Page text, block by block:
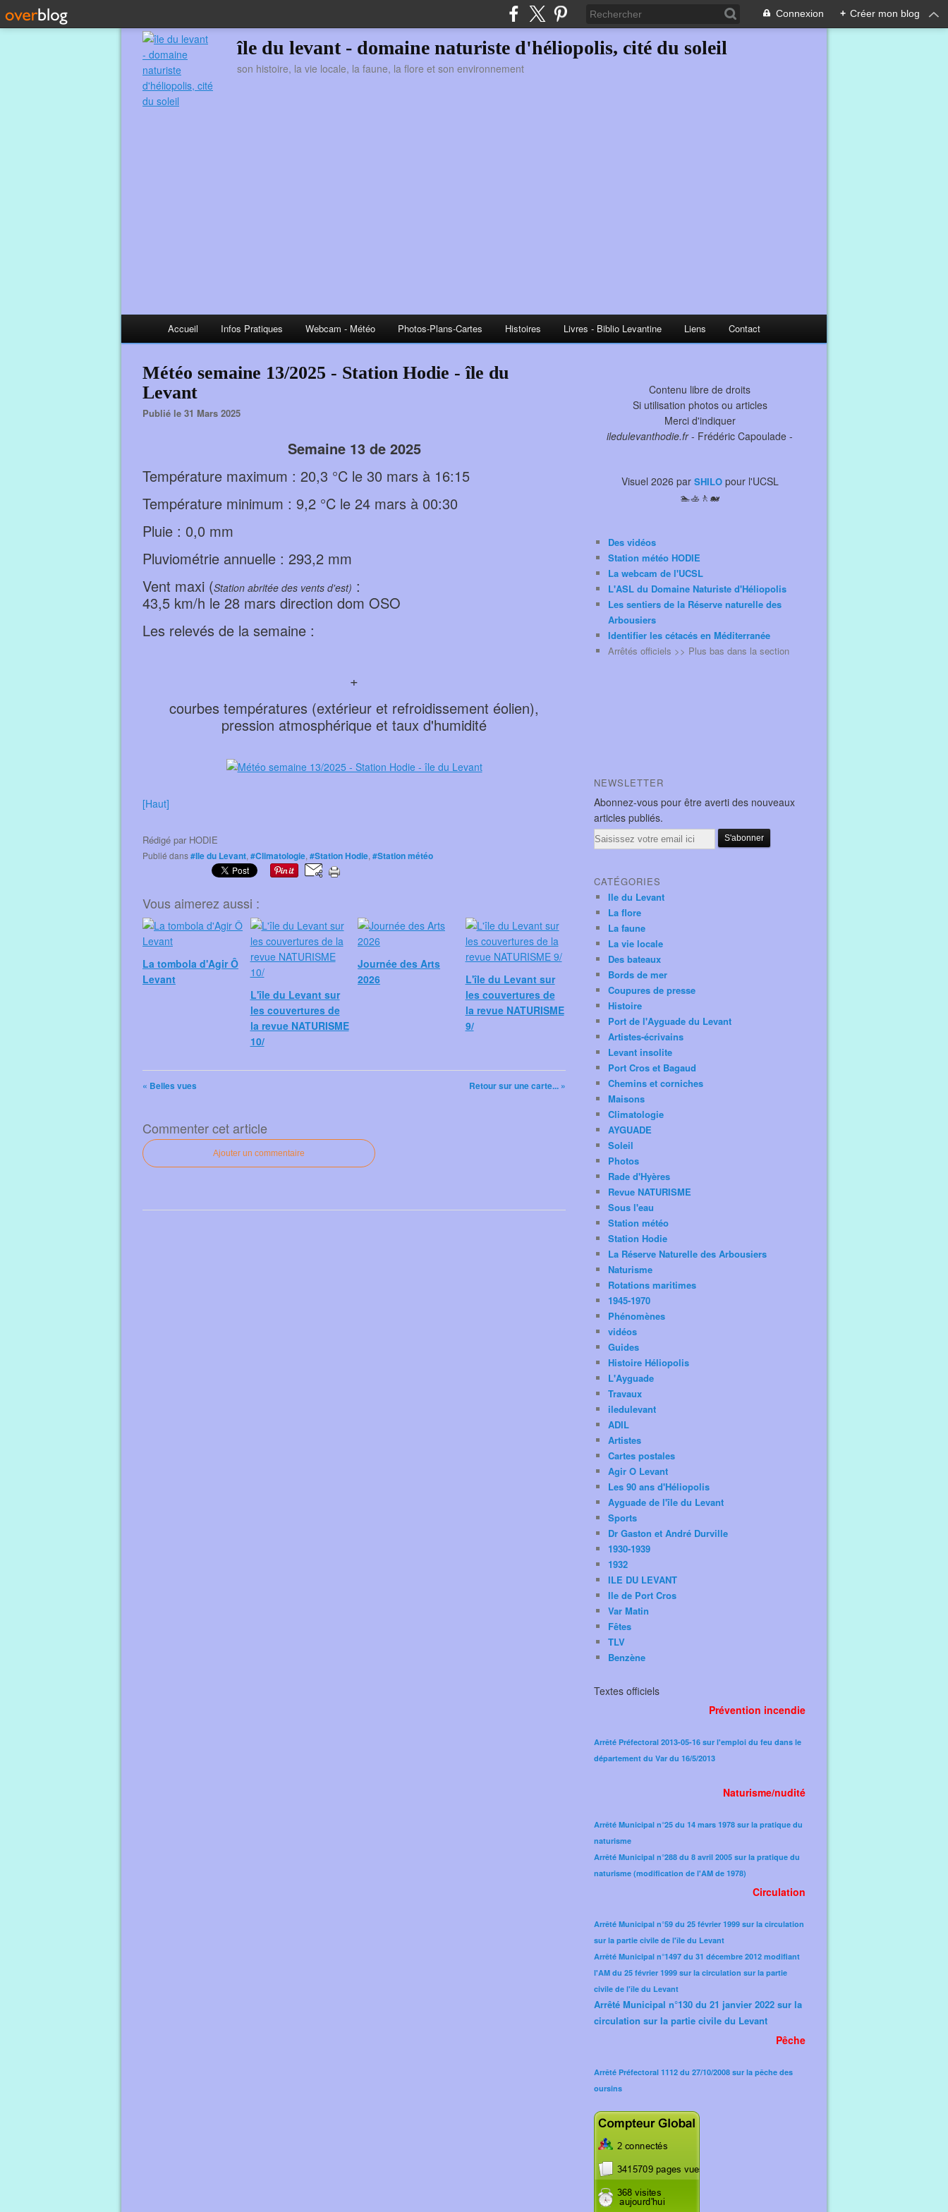
Connexion + Créer mon blog
île du levant - domaine naturiste d'héliopolis, cité du soleil
son histoire, la vie locale, la faune, la flore et son environnement
Accueil Infos Pratiques Webcam - Météo Photos-Plans-Cartes Histoires Livres - Biblio Levantine Liens Contact
Météo semaine 13/2025 - Station Hodie - île du
Levant
Publié le 31 Mars 2025
Semaine 13 de 2025
Température maximum : 20,3 °C le 30 mars à 16:15
Température minimum : 9,2 °C le 24 mars à 00:30
Pluie : 0,0 mm
Pluviométrie annuelle : 293,2 mm
Vent maxi (Station abritée des vents d'est) :
43,5 km/h le 28 mars direction dom OSO
Les relevés de la semaine :
+
courbes températures (extérieur et refroidissement éolien),
pression atmosphérique et taux d'humidité
[Haut]
Rédigé par HODIE
Publié dans#Ile du Levant, #Climatologie, #Station Hodie, #Station météo
Vous aimerez aussi :
La tombola d'Agir Ô
Levant
L'île du Levant sur
les couvertures de
la revue NATURISME
10/
Journée des Arts
2026
L'île du Levant sur
les couvertures de
la revue NATURISME
9/
« Belles vues Retour sur une carte... »
Commenter cet article
Ajouter un commentaire
Contenu libre de droits
Si utilisation photos ou articles
Merci d'indiquer
iledulevanthodie.fr- Frédéric Capoulade -
Visuel 2026 par SHILOpour l'UCSL
🏊🚣🚶🐋
Des vidéos
Station météo HODIE
La webcam de l'UCSL
L'ASL du Domaine Naturiste d'Héliopolis
Les sentiers de la Réserve naturelle des
Arbousiers
Identifier les cétacés en Méditerranée
Arrêtés officiels >> Plus bas dans la section
NEWSLETTER
Abonnez-vous pour être averti des nouveaux
articles publiés.
Email
CATÉGORIES
Ile du Levant
La flore
La faune
La vie locale
Des bateaux
Bords de mer
Coupures de presse
Histoire
Port de l'Ayguade du Levant
Artistes-écrivains
Levant insolite
Port Cros et Bagaud
Chemins et corniches
Maisons
Climatologie
AYGUADE
Soleil
Photos
Rade d'Hyères
Revue NATURISME
Sous l'eau
Station météo
Station Hodie
La Réserve Naturelle des Arbousiers
Naturisme
Rotations maritimes
1945-1970
Phénomènes
vidéos
Guides
Histoire Héliopolis
L'Ayguade
Travaux
iledulevant
ADIL
Artistes
Cartes postales
Agir O Levant
Les 90 ans d'Héliopolis
Ayguade de l'île du Levant
Sports
Dr Gaston et André Durville
1930-1939
1932
ILE DU LEVANT
Ile de Port Cros
Var Matin
Fêtes
TLV
Benzène
Textes officiels
Prévention incendie
Arrêté Préfectoral 2013-05-16 sur l'emploi du feu dans le
département du Var du 16/5/2013
Naturisme/nudité
Arrêté Municipal n°25 du 14 mars 1978 sur la pratique du
naturisme
Arrêté Municipal n°288 du 8 avril 2005 sur la pratique du
naturisme (modification de l'AM de 1978)​
Circulation
Arrêté Municipal n°59 du 25 février 1999 sur la circulation
sur la partie civile de l'île du Levant
Arrêté Municipal n°1497 du 31 décembre 2012 modifiant
l'AM du 25 février 1999 sur la circulation sur la partie
civile de l'île du Levant
Arrêté Municipal n°130 du 21 janvier 2022 sur la
circulation sur la partie civile du Levant
Pêche
Arrêté Préfectoral 1112 du 27/10/2008 sur la pêche des
oursins